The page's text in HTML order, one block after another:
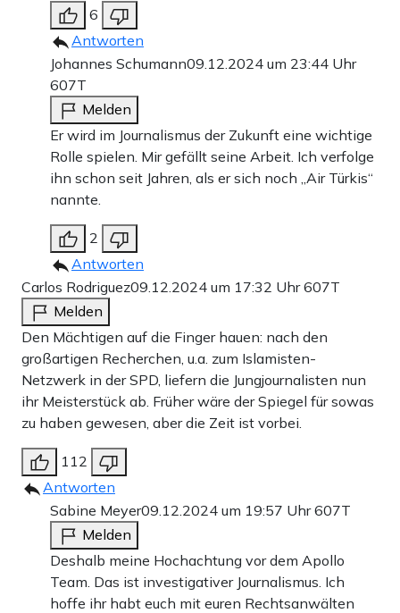
6
Antworten
Johannes Schumann09.12.2024 um 23:44 Uhr
607T
Melden
Er wird im Journalismus der Zukunft eine wichtige
Rolle spielen. Mir gefällt seine Arbeit. Ich verfolge
ihn schon seit Jahren, als er sich noch „Air Türkis“
nannte.
2
Antworten
Carlos Rodriguez09.12.2024 um 17:32 Uhr607T
Melden
Den Mächtigen auf die Finger hauen: nach den
großartigen Recherchen, u.a. zum Islamisten-
Netzwerk in der SPD, liefern die Jungjournalisten nun
ihr Meisterstück ab. Früher wäre der Spiegel für sowas
zu haben gewesen, aber die Zeit ist vorbei.
112
Antworten
Sabine Meyer09.12.2024 um 19:57 Uhr607T
Melden
Deshalb meine Hochachtung vor dem Apollo
Team. Das ist investigativer Journalismus. Ich
hoffe ihr habt euch mit euren Rechtsanwälten